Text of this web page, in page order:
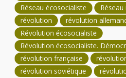
Réseau écosocialiste
révolution
révolution
Révolution écosocialiste
Révolution écosocialiste.
révolution française
révolution soviétique